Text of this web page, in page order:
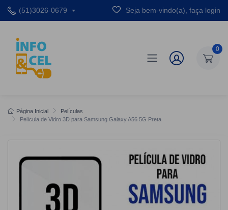
(51)3026-0679 Seja bem-vindo(a), faça login
0
Página Inicial
Películas
Película de Vidro 3D para Samsung Galaxy A56 5G Preta